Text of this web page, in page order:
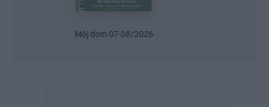
Urob si sám 6/2026